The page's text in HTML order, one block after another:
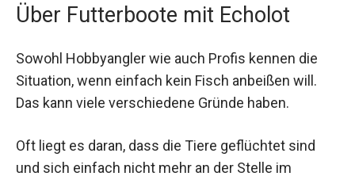
Über Futterboote mit Echolot
Sowohl Hobbyangler wie auch Profis kennen die
Situation, wenn einfach kein Fisch anbeißen will.
Das kann viele verschiedene Gründe haben.
Oft liegt es daran, dass die Tiere geflüchtet sind
und sich einfach nicht mehr an der Stelle im